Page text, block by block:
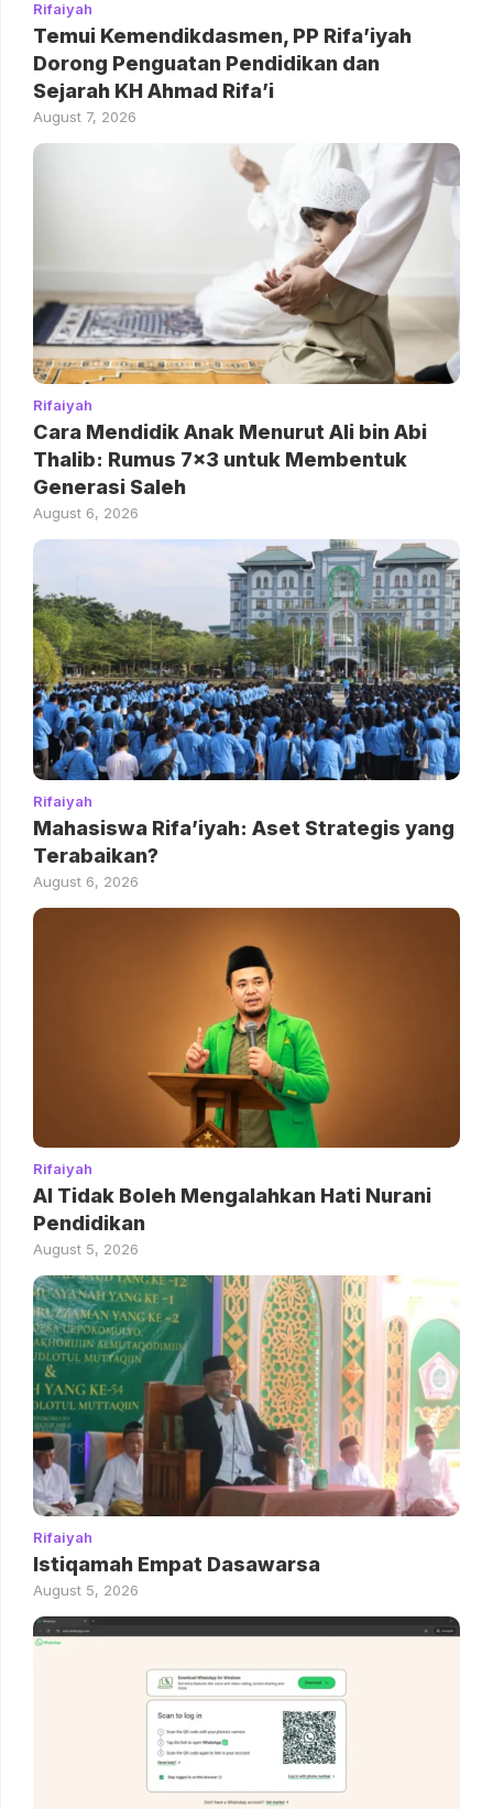
Rifaiyah
Temui Kemendikdasmen, PP Rifa’iyah
Dorong Penguatan Pendidikan dan
Sejarah KH Ahmad Rifa’i
August 7, 2026
Rifaiyah
Cara Mendidik Anak Menurut Ali bin Abi
Thalib: Rumus 7×3 untuk Membentuk
Generasi Saleh
August 6, 2026
Rifaiyah
Mahasiswa Rifa’iyah: Aset Strategis yang
Terabaikan?
August 6, 2026
Rifaiyah
AI Tidak Boleh Mengalahkan Hati Nurani
Pendidikan
August 5, 2026
Rifaiyah
Istiqamah Empat Dasawarsa
August 5, 2026